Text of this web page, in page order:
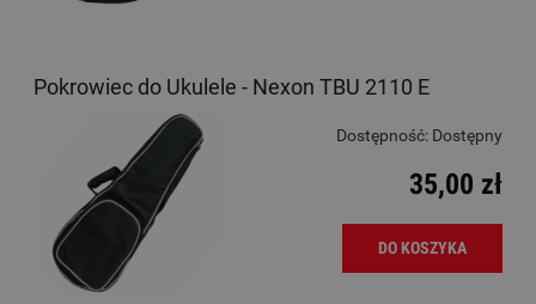
Pokrowiec do Ukulele - Nexon TBU 2110 E
Dostępność: Dostępny
35,00 zł
DO KOSZYKA